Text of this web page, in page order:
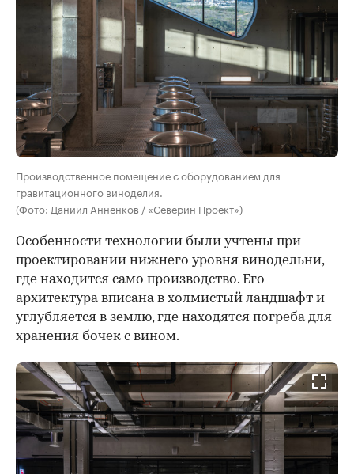
Производственное помещение с оборудованием для
гравитационного виноделия.
(Фото: Даниил Анненков / «Северин Проект»)
Особенности технологии были учтены при
проектировании нижнего уровня винодельни,
где находится само производство. Его
архитектура вписана в холмистый ландшафт и
углубляется в землю, где находятся погреба для
хранения бочек с вином.